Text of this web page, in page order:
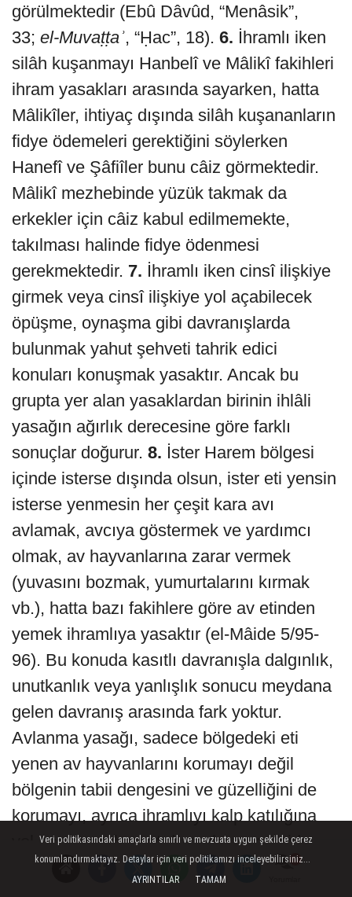
görülmektedir (Ebû Dâvûd, “Menâsik”,
33; el-Muvaṭṭaʾ, “Ḥac”, 18). 6. İhramlı iken
silâh kuşanmayı Hanbelî ve Mâlikî fakihleri
ihram yasakları arasında sayarken, hatta
Mâlikîler, ihtiyaç dışında silâh kuşananların
fidye ödemeleri gerektiğini söylerken
Hanefî ve Şâfiîler bunu câiz görmektedir.
Mâlikî mezhebinde yüzük takmak da
erkekler için câiz kabul edilmemekte,
takılması halinde fidye ödenmesi
gerekmektedir. 7. İhramlı iken cinsî ilişkiye
girmek veya cinsî ilişkiye yol açabilecek
öpüşme, oynaşma gibi davranışlarda
bulunmak yahut şehveti tahrik edici
konuları konuşmak yasaktır. Ancak bu
grupta yer alan yasaklardan birinin ihlâli
yasağın ağırlık derecesine göre farklı
sonuçlar doğurur. 8. İster Harem bölgesi
içinde isterse dışında olsun, ister eti yensin
isterse yenmesin her çeşit kara avı
avlamak, avcıya göstermek ve yardımcı
olmak, av hayvanlarına zarar vermek
(yuvasını bozmak, yumurtalarını kırmak
vb.), hatta bazı fakihlere göre av etinden
yemek ihramlıya yasaktır (el-Mâide 5/95-
96). Bu konuda kasıtlı davranışla dalgınlık,
unutkanlık veya yanlışlık sonucu meydana
gelen davranış arasında fark yoktur.
Avlanma yasağı, sadece bölgedeki eti
yenen av hayvanlarını korumayı değil
bölgenin tabii dengesini ve güzelliğini de
korumayı, ayrıca ihramlıyı kalp katılığına
yol açan, merhamet duygularını rencide
eden işlerden uzak tutmayı da
Veri politikasındaki amaçlarla sınırlı ve mevzuata uygun şekilde çerez
konumlandırmaktayız. Detaylar için veri politikamızı inceleyebilirsiniz...
AYRINTILAR
TAMAM